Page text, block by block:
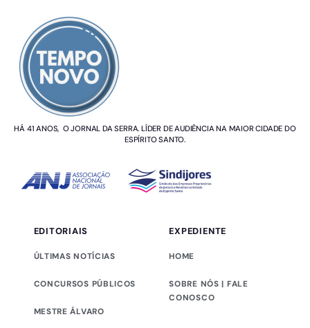
HÁ 41 ANOS, O JORNAL DA SERRA. LÍDER DE AUDIÊNCIA NA MAIOR CIDADE DO
ESPÍRITO SANTO.
EDITORIAIS
ÚLTIMAS NOTÍCIAS
CONCURSOS PÚBLICOS
MESTRE ÁLVARO
EXPEDIENTE
HOME
SOBRE NÓS | FALE
CONOSCO